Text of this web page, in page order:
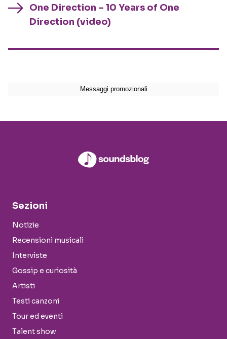
One Direction – 10 Years of One
Direction (video)
Sezioni
Notizie
Recensioni musicali
Interviste
Gossip e curiosità
Artisti
Testi canzoni
Tour ed eventi
Talent show